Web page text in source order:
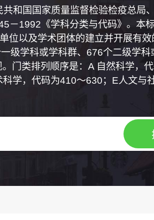
和国国家质量监督检验检疫总局
－1992《学科分类与代码》。本
位以及学术团体的建立并开展有效
级学科或学科群、676个二级学科
门类排列顺序是：A 自然科学，
学，代码为410～630；E人文与社